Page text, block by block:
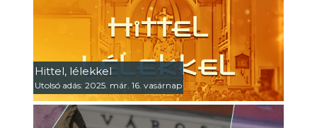
Hittel, lélekkel
Utolsó adás: 2025. már. 16. vasárnap